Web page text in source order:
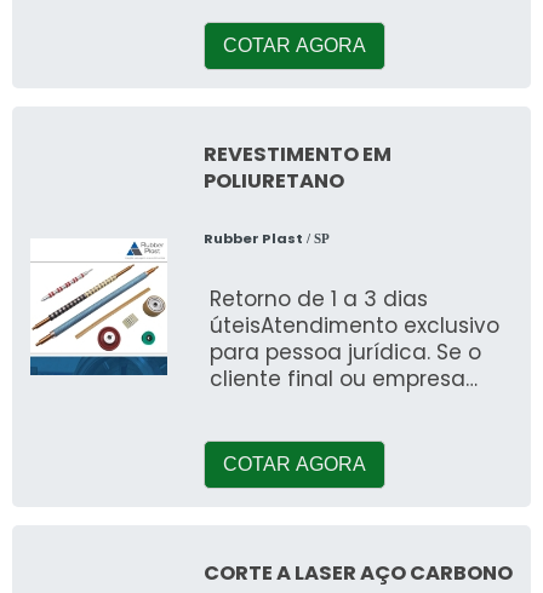
COTAR AGORA
REVESTIMENTO EM
POLIURETANO
Rubber Plast / SP
Retorno de 1 a 3 dias
úteisAtendimento exclusivo
para pessoa jurídica. Se o
cliente final ou empresa
COTAR AGORA
CORTE A LASER AÇO CARBONO